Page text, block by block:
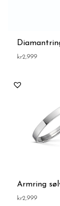
kr2,999
Armring
kr2,999